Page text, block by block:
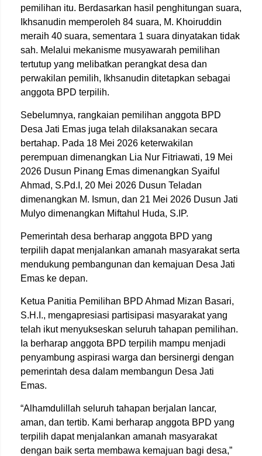
pemilihan itu. Berdasarkan hasil penghitungan suara,
Ikhsanudin memperoleh 84 suara, M. Khoiruddin
meraih 40 suara, sementara 1 suara dinyatakan tidak
sah. Melalui mekanisme musyawarah pemilihan
tertutup yang melibatkan perangkat desa dan
perwakilan pemilih, Ikhsanudin ditetapkan sebagai
anggota BPD terpilih.
Sebelumnya, rangkaian pemilihan anggota BPD
Desa Jati Emas juga telah dilaksanakan secara
bertahap. Pada 18 Mei 2026 keterwakilan
perempuan dimenangkan Lia Nur Fitriawati, 19 Mei
2026 Dusun Pinang Emas dimenangkan Syaiful
Ahmad, S.Pd.I, 20 Mei 2026 Dusun Teladan
dimenangkan M. Ismun, dan 21 Mei 2026 Dusun Jati
Mulyo dimenangkan Miftahul Huda, S.IP.
Pemerintah desa berharap anggota BPD yang
terpilih dapat menjalankan amanah masyarakat serta
mendukung pembangunan dan kemajuan Desa Jati
Emas ke depan.
Ketua Panitia Pemilihan BPD Ahmad Mizan Basari,
S.H.I., mengapresiasi partisipasi masyarakat yang
telah ikut menyukseskan seluruh tahapan pemilihan.
Ia berharap anggota BPD terpilih mampu menjadi
penyambung aspirasi warga dan bersinergi dengan
pemerintah desa dalam membangun Desa Jati
Emas.
“Alhamdulillah seluruh tahapan berjalan lancar,
aman, dan tertib. Kami berharap anggota BPD yang
terpilih dapat menjalankan amanah masyarakat
dengan baik serta membawa kemajuan bagi desa,”